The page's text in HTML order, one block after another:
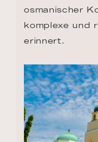
osmanischer
komplexe und
erinnert.